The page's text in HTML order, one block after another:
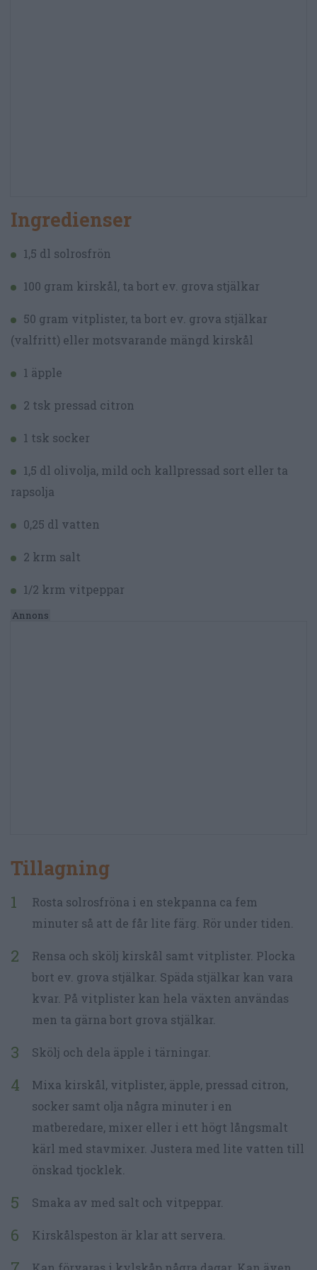
Ingredienser
1,5 dl solrosfrön
100 gram kirskål, ta bort ev. grova stjälkar
50 gram vitplister, ta bort ev. grova stjälkar
(valfritt) eller motsvarande mängd kirskål
1 äpple
2 tsk pressad citron
1 tsk socker
1,5 dl olivolja, mild och kallpressad sort eller ta
rapsolja
0,25 dl vatten
2 krm salt
1/2 krm vitpeppar
Tillagning
Rosta solrosfröna i en stekpanna ca fem
minuter så att de får lite färg. Rör under tiden.
Rensa och skölj kirskål samt vitplister. Plocka
bort ev. grova stjälkar. Späda stjälkar kan vara
kvar. På vitplister kan hela växten användas
men ta gärna bort grova stjälkar.
Skölj och dela äpple i tärningar.
Mixa kirskål, vitplister, äpple, pressad citron,
socker samt olja några minuter i en
matberedare, mixer eller i ett högt långsmalt
kärl med stavmixer. Justera med lite vatten till
önskad tjocklek.
Smaka av med salt och vitpeppar.
Kirskålspeston är klar att servera.